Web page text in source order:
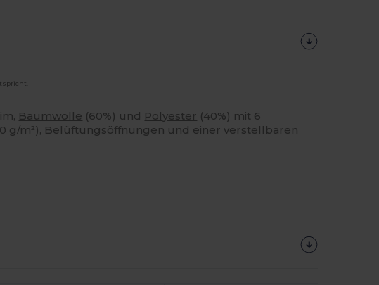
Baumwolle (60%) und Polyester (40%) mit 6
g/m²), Belüftungsöffnungen und einer verstellbaren